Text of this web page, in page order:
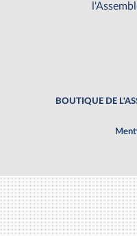
BOUTIQUE DE